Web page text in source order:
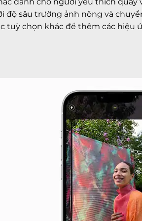
dành cho người yêu thích quay
độ sâu trường ảnh nông và
tuỳ chọn khác để thêm các hiệu